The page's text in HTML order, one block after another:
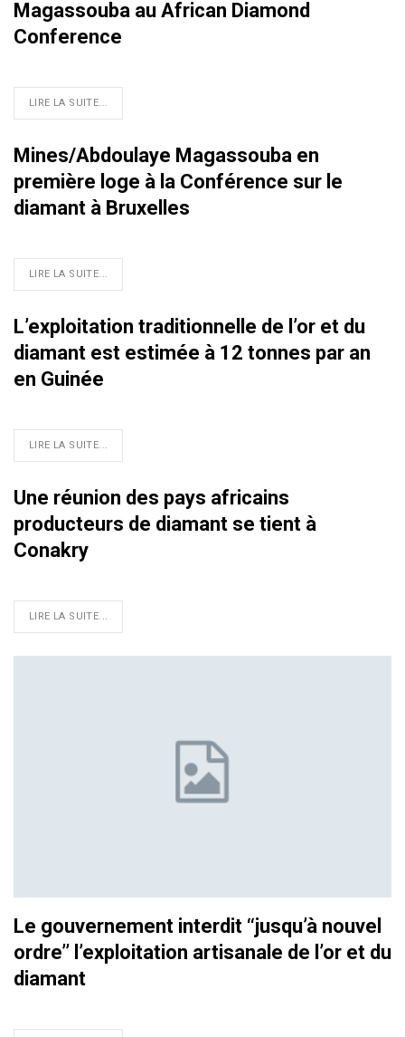
Magassouba au African Diamond
Conference
LIRE LA SUITE...
Mines/Abdoulaye Magassouba en
première loge à la Conférence sur le
diamant à Bruxelles
LIRE LA SUITE...
L’exploitation traditionnelle de l’or et du
diamant est estimée à 12 tonnes par an
en Guinée
LIRE LA SUITE...
Une réunion des pays africains
producteurs de diamant se tient à
Conakry
LIRE LA SUITE...
Le gouvernement interdit ‘‘jusqu’à nouvel
ordre’’ l’exploitation artisanale de l’or et du
diamant